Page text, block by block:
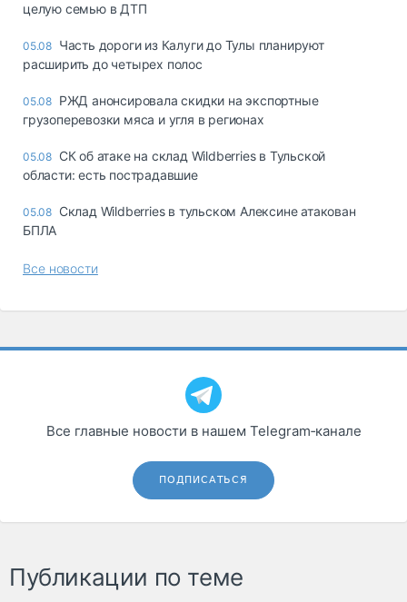
целую семью в ДТП
05.08 Часть дороги из Калуги до Тулы планируют
расширить до четырех полос
05.08 РЖД анонсировала скидки на экспортные
грузоперевозки мяса и угля в регионах
05.08 СК об атаке на склад Wildberries в Тульской
области: есть пострадавшие
05.08 Склад Wildberries в тульском Алексине атакован
БПЛА
Все новости
Все главные новости в нашем Telegram‑канале
ПОДПИСАТЬСЯ
Публикации по теме